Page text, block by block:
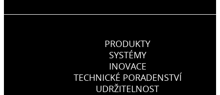
PRODUKTY
SYSTÉMY
INOVACE
TECHNICKÉ PORADENSTVÍ
UDRŽITELNOST